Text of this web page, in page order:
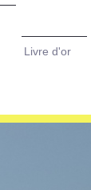
Livre d'or